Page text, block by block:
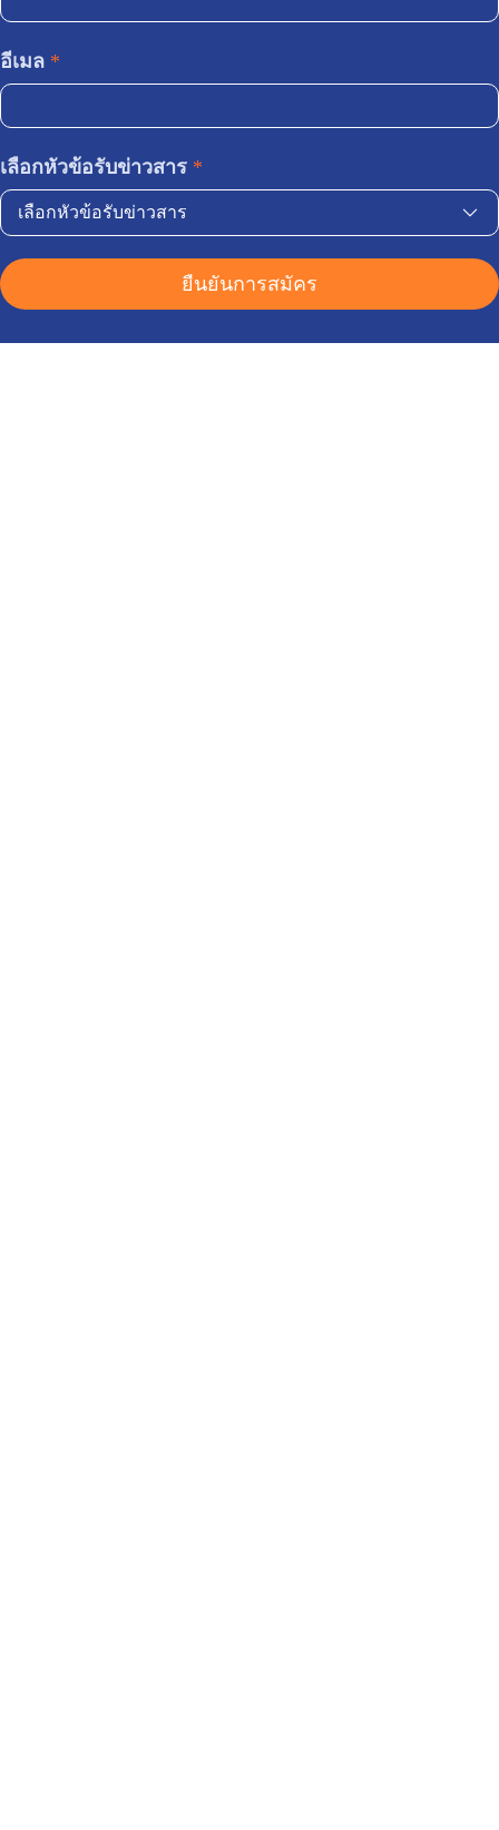
อีเมล *
เลือกหัวข้อรับข่าวสาร *
เลือกหัวข้อรับข่าวสาร
ยืนยันการสมัคร